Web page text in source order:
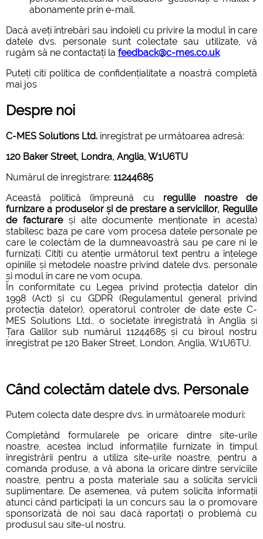
abonamente prin e-mail.
Dacă aveți întrebări sau îndoieli cu privire la modul în care
datele dvs. personale sunt colectate sau utilizate, vă
rugăm să ne contactați la feedback@c-mes.co.uk
Puteți citi politica de confidențialitate a noastră completă
mai jos
Despre noi
C-MES Solutions Ltd. înregistrat pe următoarea adresă:
120 Baker Street, Londra, Anglia, W1U6TU
Numărul de înregistrare: 11244685
Această politică (împreună cu regulile noastre de
furnizare a produselor și de prestare a serviciilor, Regulile
de facturareși alte documente menționate în acesta)
stabilesc baza pe care vom procesa datele personale pe
care le colectăm de la dumneavoastră sau pe care ni le
furnizați. Citiți cu atenție următorul text pentru a înțelege
opiniile și metodele noastre privind datele dvs. personale
și modul în care ne vom ocupa.
În conformitate cu Legea privind protecția datelor din
1998 (Act) și cu GDPR (Regulamentul general privind
protecția datelor), operatorul controler de date este C-
MES Solutions Ltd., o societate înregistrată în Anglia și
Țara Galilor sub numărul 11244685 și cu biroul nostru
înregistrat pe 120 Baker Street, London, Anglia, W1U6TU.
Când colectăm datele dvs. Personale
Putem colecta date despre dvs. în următoarele moduri:
Completând formularele pe oricare dintre site-urile
noastre, acestea includ informațiile furnizate în timpul
înregistrării pentru a utiliza site-urile noastre, pentru a
comanda produse, a vă abona la oricare dintre serviciile
noastre, pentru a posta materiale sau a solicita servicii
suplimentare. De asemenea, vă putem solicita informații
atunci când participați la un concurs sau la o promovare
sponsorizată de noi sau dacă raportați o problemă cu
produsul sau site-ul nostru.